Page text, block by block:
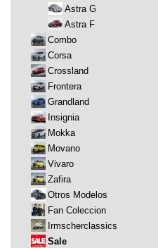
Astra G
Astra F
Combo
Corsa
Crossland
Frontera
Grandland
Insignia
Mokka
Movano
Vivaro
Zafira
Otros Modelos
Fan Coleccion
Irmscherclassics
Sale